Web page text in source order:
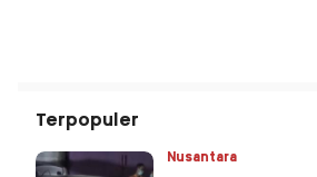
Terpopuler
Nusantara